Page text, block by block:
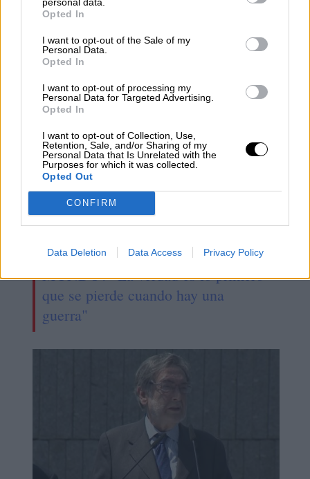
Opted In
I want to opt-out of the Sale of my
Personal Data.
Opted In
I want to opt-out of processing my
Personal Data for Targeted Advertising.
Opted In
I want to opt-out of Collection, Use,
Retention, Sale, and/or Sharing of my
Personal Data that Is Unrelated with the
Purposes for which it was collected.
Opted Out
CONFIRM
Data Deletion Data Access Privacy Policy
El impuesto al queroseno, una
las emisiones
¿QUÉ ESTÁ PASANDO EN EL
MUNDO? "La verdad es lo primero
que se pierde cuando hay una
guerra"